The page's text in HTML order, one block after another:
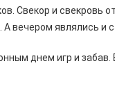
Свекор и свекровь
вечером являлись и
днем игр и забав.